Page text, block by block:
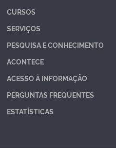
CURSOS
SERVIÇOS
PESQUISA E CONHECIMENTO
ACONTECE
ACESSO À INFORMAÇÃO
PERGUNTAS FREQUENTES
ESTATÍSTICAS